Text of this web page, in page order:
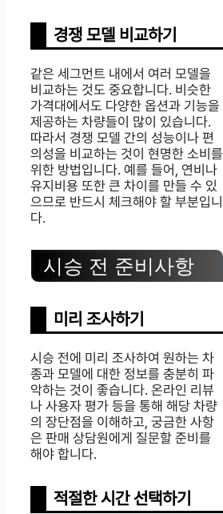
경쟁 모델 비교하기
같은 세그먼트 내에서 여러 모델을
비교하는 것도 중요합니다. 비슷한
가격대에서도 다양한 옵션과 기능을
제공하는 차량들이 많이 있습니다.
따라서 경쟁 모델 간의 성능이나 편
의성을 비교하는 것이 현명한 소비를
위한 방법입니다. 예를 들어, 연비나
유지비용 또한 큰 차이를 만들 수 있
으므로 반드시 체크해야 할 부분입니
다.
시승 전 준비사항
미리 조사하기
시승 전에 미리 조사하여 원하는 차
종과 모델에 대한 정보를 충분히 파
악하는 것이 좋습니다. 온라인 리뷰
나 사용자 평가 등을 통해 해당 차량
의 장단점을 이해하고, 궁금한 사항
은 판매 상담원에게 질문할 준비를
해야 합니다.
적절한 시간 선택하기